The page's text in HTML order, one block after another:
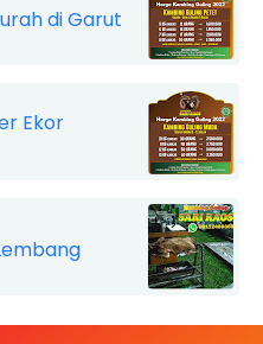
di Garut
Ekor